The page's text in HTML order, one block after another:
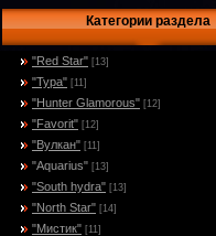
Категории раздела
"Red Star" [13]
"Тура" [11]
"Hunter Glamorous" [12]
"Favorit" [12]
"Вулкан" [11]
"Aquarius" [13]
"South hydra" [13]
"North Star" [14]
"Мистик" [11]